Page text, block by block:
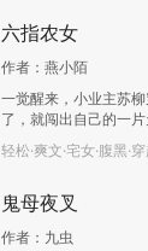
一次对于乾陵周边发掘
我们看这个文艺范的理
己的知识在大唐翻云
群已经建好，希望各位
群号:935484787
六指农女
作者： 燕小陌
一觉醒来，小业主苏
了，就闯出自己的一片
拳头！然而，事实是：
户苏家长女，天生六
极品爷奶，下有心机庶
难啊！【情节虚构，请
鬼母夜叉
作者： 九虫